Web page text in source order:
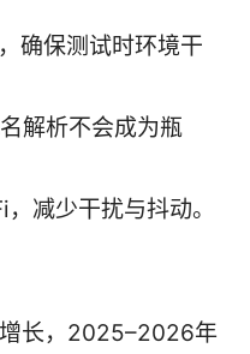
确保测试时环境干
解析不会成为瓶
减少干扰与抖动。
长，2025–2026年